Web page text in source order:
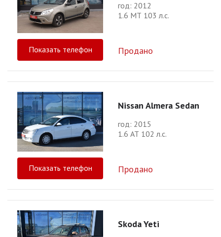
год: 2012
1.6 МТ 103 л.с.
Показать телефон Продано
Nissan Almera Sedan
год: 2015
1.6 АТ 102 л.с.
Показать телефон Продано
Skoda Yeti